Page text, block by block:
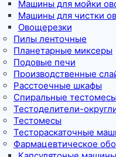
Машины для мойки
Машины для чистки
Овощерезки
Пилы ленточные
Планетарные миксеры
Подовые печи
Производственные
Расстоечные шкафы
Спиральные тестомесы
Тестоделители-
Тестомесы
Тестораскаточные
Фармацевтическое